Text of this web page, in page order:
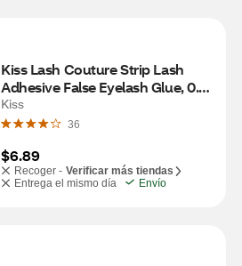
Kiss Lash Couture Strip Lash
Adhesive False Eyelash Glue, 0.17
OZ
Kiss
36
$6.89
Recoger - Verificar más tiendas
Entrega el mismo día
Envío